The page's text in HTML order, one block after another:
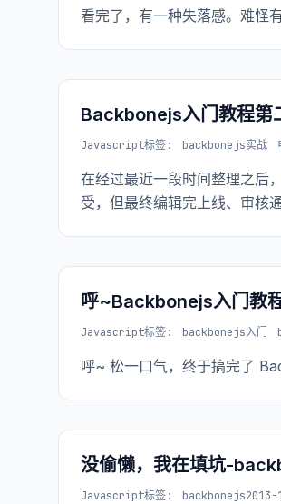
看完了，有一种失落感。难怪
Backbonejs入门教程第
Javascript标签: backbonejs实战
在经过最近一段时间整理之后
受，但最终编辑完上线、审核
呼~Backbonejs入门教
Javascript标签: backbonejs入门
呼~ 松一口气，终于搞完了
没偷懒，我在填坑-
Javascript标签: backbonejs2013-